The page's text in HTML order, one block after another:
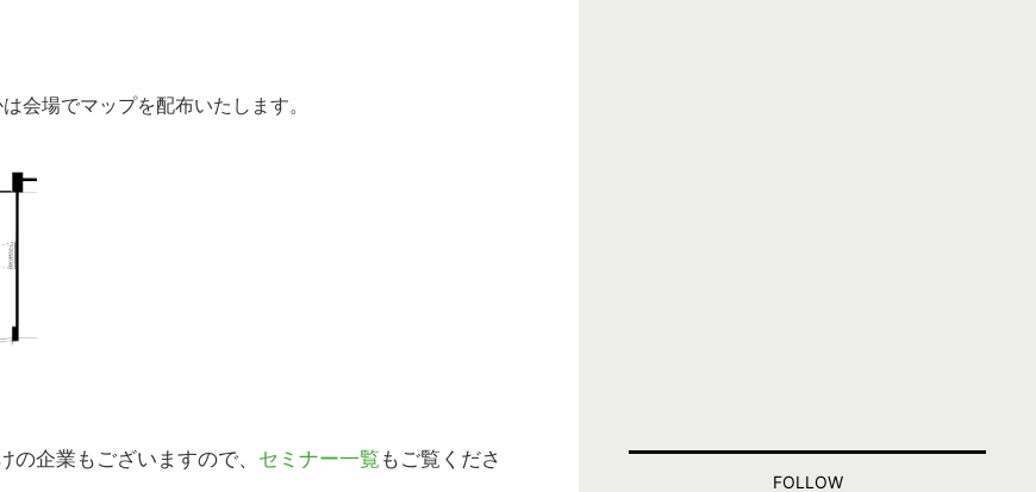
会場でマップを配布いたします。
企業もございますので、 セミナー一覧 もご覧くださ
FOLLOW